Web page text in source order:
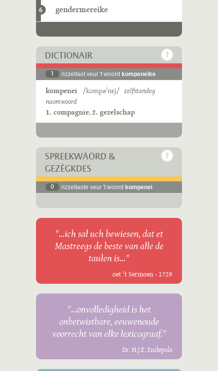
6 gendermereike
DICTIONAIR
1 rizzeltaot veur 't woord kompeneike
kompenei /kɔmpəˈnɛj/ zelfstandeg
naomwoord
1. compagnie,2. gezelschap
SPREEKWÄÖRD &
GEZÈGKDES
0 rizzeltaote veur 't woord kompenei
"...ich sal uch bewiesen, dat et
Mastreegs de beste van alle de
taulen is..."
oet 't Sermoen - 1729
"...onvolledigheid is het
onbetwistbare, eeuwenoude
voorrecht van elke lexicograaf."
Dr. H.J.E. Endepols